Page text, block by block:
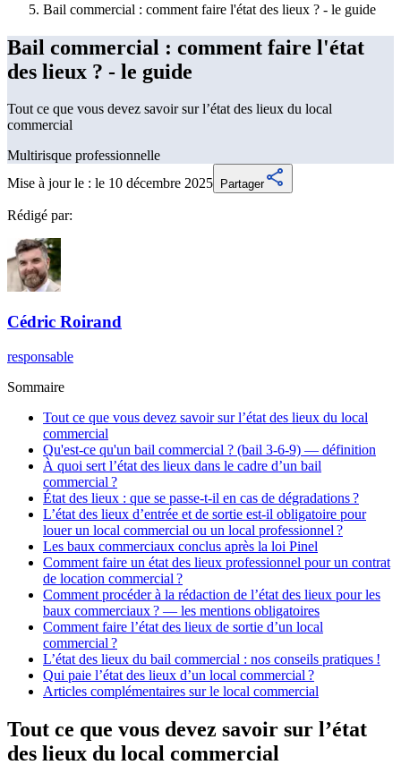
Bail commercial : comment faire l'état des lieux ? - le guide
Bail commercial : comment faire l'état
des lieux ? - le guide
Tout ce que vous devez savoir sur l’état des lieux du local
commercial
Multirisque professionnelle
Mise à jour le : le 10 décembre 2025 Partager
Rédigé par:
Cédric Roirand
responsable
Sommaire
Tout ce que vous devez savoir sur l’état des lieux du local
commercial
Qu'est-ce qu'un bail commercial ? (bail 3-6-9) — définition
À quoi sert l’état des lieux dans le cadre d’un bail
commercial ?
État des lieux : que se passe-t-il en cas de dégradations ?
L’état des lieux d’entrée et de sortie est-il obligatoire pour
louer un local commercial ou un local professionnel ?
Les baux commerciaux conclus après la loi Pinel
Comment faire un état des lieux professionnel pour un contrat
de location commercial ?
Comment procéder à la rédaction de l’état des lieux pour les
baux commerciaux ? — les mentions obligatoires
Comment faire l’état des lieux de sortie d’un local
commercial ?
L’état des lieux du bail commercial : nos conseils pratiques !
Qui paie l’état des lieux d’un local commercial ?
Articles complémentaires sur le local commercial
Tout ce que vous devez savoir sur l’état
des lieux du local commercial